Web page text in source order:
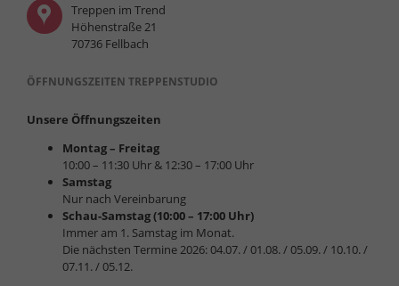
Treppen im Trend
Höhenstraße 21
70736 Fellbach
ÖFFNUNGSZEITEN TREPPENSTUDIO
Unsere Öffnungszeiten
Montag – Freitag
10:00 – 11:30 Uhr & 12:30 – 17:00 Uhr
Samstag
Nur nach Vereinbarung
Schau-Samstag (10:00 – 17:00 Uhr)
Immer am 1. Samstag im Monat.
Die nächsten Termine 2026: 04.07. / 01.08. / 05.09. / 10.10. /
07.11. / 05.12.